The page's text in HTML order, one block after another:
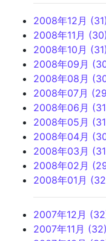
2008年12月 (31)
2008年11月 (30)
2008年10月 (31)
2008年09月
2008年08月
2008年07月
2008年06月
2008年05月
2008年04月
2008年03月
2008年02月
2008年01月
2007年12月
2007年11月 (32)